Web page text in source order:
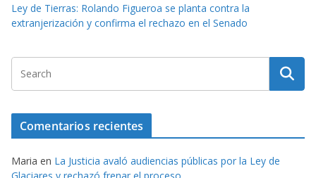
Ley de Tierras: Rolando Figueroa se planta contra la
extranjerización y confirma el rechazo en el Senado
Comentarios recientes
Maria en La Justicia avaló audiencias públicas por la Ley de
Glaciares y rechazó frenar el proceso